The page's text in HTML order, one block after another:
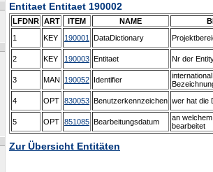
Entitaet Entitaet 190002
LFDNR ART ITEM NAME
1
KEY 190001 DataDictionary
2 KEY 190003 Entitaet Nr der
3 MAN 190052 Identifier
4
OPT 830053 Benutzerkennzeichen wer hat die
5 OPT 851085 Bearbeitungsdatum
an
bearbeitet
Zur Übersicht Entitäten